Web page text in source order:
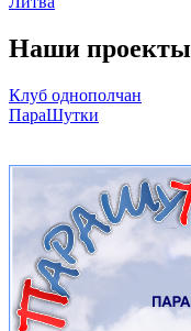
Наши проекты
Клуб однополчан
ПараШутки